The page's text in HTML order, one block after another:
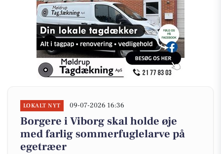
LOKALT NYT 09-07-2026 16:36
Borgere i Viborg skal holde øje
med farlig sommerfuglelarve på
egetræer